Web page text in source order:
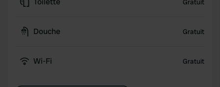
Gratuit
Douche Gratuit
Wi-Fi Gratuit